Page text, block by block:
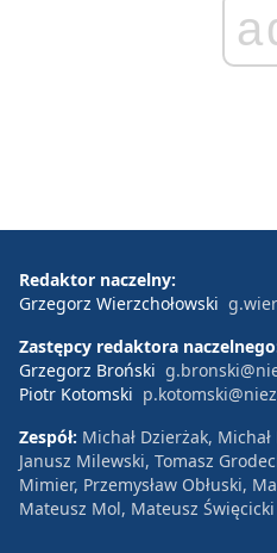
Redaktor naczelny:
Grzegorz Wierzchołowski
Zastępcy redaktora
Grzegorz Broński
Piotr Kotomski
Zespół: Michał Dzierżak,
Janusz Milewski, Tomasz
Mimier, Przemysław Obłuski,
Mateusz Mol, Mateusz Święcicki